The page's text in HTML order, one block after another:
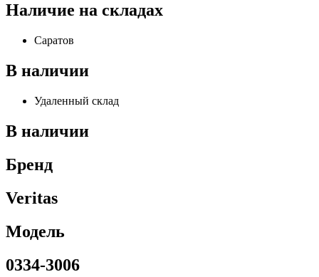
Наличие на складах
Саратов
В наличии
Удаленный склад
В наличии
Бренд
Veritas
Модель
0334-3006